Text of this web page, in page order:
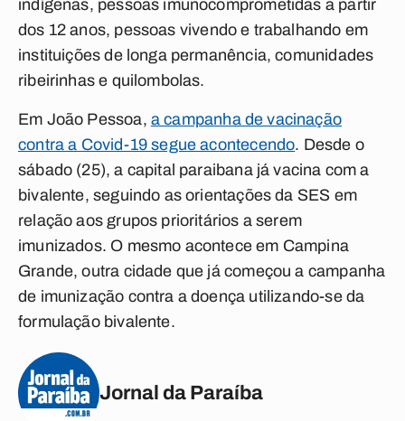
indígenas, pessoas imunocomprometidas a partir
dos 12 anos, pessoas vivendo e trabalhando em
instituições de longa permanência, comunidades
ribeirinhas e quilombolas.
Em João Pessoa, a campanha de vacinação
contra a Covid-19 segue acontecendo. Desde o
sábado (25), a capital paraibana já vacina com a
bivalente, seguindo as orientações da SES em
relação aos grupos prioritários a serem
imunizados. O mesmo acontece em Campina
Grande, outra cidade que já começou a campanha
de imunização contra a doença utilizando-se da
formulação bivalente.
Jornal da Paraíba